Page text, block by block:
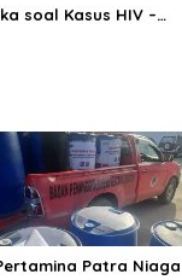
soal Kasus HIV –
Patra Niaga